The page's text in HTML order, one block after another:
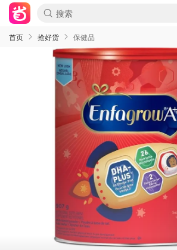
首页 抢好货 保健品